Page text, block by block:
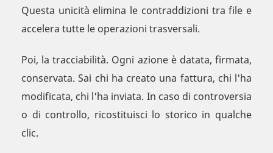
Questa unicità elimina le contraddizioni tra file e
accelera tutte le operazioni trasversali.
Poi, la tracciabilità. Ogni azione è datata, firmata,
conservata. Sai chi ha creato una fattura, chi l'ha
modificata, chi l'ha inviata. In caso di controversia
o di controllo, ricostituisci lo storico in qualche
clic.